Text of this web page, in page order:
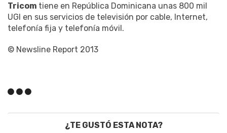
Tricom tiene en República Dominicana unas 800 mil
UGI en sus servicios de televisión por cable, Internet,
telefonía fija y telefonía móvil.
© Newsline Report 2013
¿TE GUSTÓ ESTA NOTA?